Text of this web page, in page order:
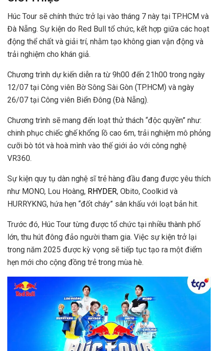
Húc Tour sẽ chính thức trở lại vào tháng 7 này tại TP.HCM và
Đà Nẵng. Sự kiện do Red Bull tổ chức, kết hợp giữa các hoạt
động thể chất và giải trí, nhằm tạo không gian vận động và
trải nghiệm cho khán giả.
Chương trình dự kiến diễn ra từ 9h00 đến 21h00 trong ngày
12/07 tại Công viên Bờ Sông Sài Gòn (TP.HCM) và ngày
26/07 tại Công viên Biển Đông (Đà Nẵng).
Chương trình sẽ mang đến loạt thử thách “độc quyền” như:
chinh phục chiếc ghế khổng lồ cao 6m, trải nghiệm mô phỏng
cưỡi bò tót và hoà mình vào thế giới ảo với công nghệ
VR360.
Sự kiện quy tụ dàn nghệ sĩ trẻ hàng đầu đang được yêu thích
như MONO, Lou Hoàng, RHYDER, Obito, Coolkid và
HURRYKNG, hứa hẹn “đốt cháy” sân khấu với loạt bản hit.
Trước đó, Húc Tour từng được tổ chức tại nhiều thành phố
lớn, thu hút đông đảo người tham gia. Việc sự kiện trở lại
trong năm 2025 được kỳ vọng sẽ tiếp tục tạo ra một điểm
hẹn mới cho cộng đồng trẻ trong mùa hè.